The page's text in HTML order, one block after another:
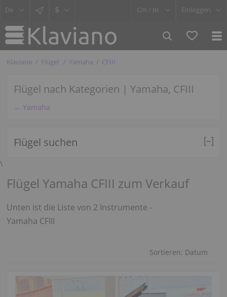
$ Cm / In Einloggen
Klaviano Flügel Yamaha CFIII
Flügel nach Kategorien | Yamaha, CFIII
← Yamaha
Flügel suchen
\
Flügel Yamaha CFIII zum Verkauf
Unten ist die Liste von 2 Instrumente -
Yamaha CFIII
Sortieren: Datum